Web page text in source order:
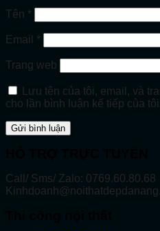
Tên *
Email *
Trang web
Lưu tên của tôi, email, và
cho lần bình luận kế tiếp của
Call/ Sms/ Zalo: 0769.60.80.68